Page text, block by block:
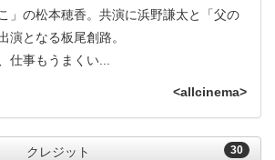
」の松本穂香。共演に浜野謙太と「父の
演となる板尾創路。
仕事もうまくい
<allcinema>
30
クレジット